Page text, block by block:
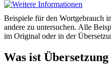
Beispiele für den Wortgebrauch
andere zu untersuchen. Alle
im Original oder in der
Was ist